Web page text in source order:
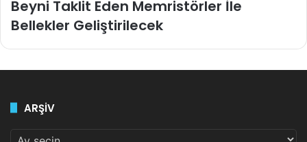
Beyni Taklit Eden Memristörler İle
Bellekler Geliştirilecek
ARŞİV
ARŞİV